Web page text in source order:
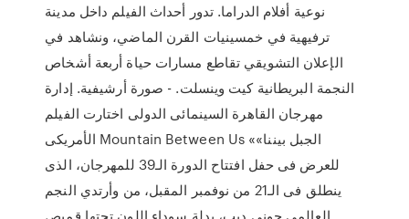
نوعية أفلام الدراما. تدور أحداث الفيلم داخل مدينة
ترفيهية في خمسينيات القرن الماضي، ونشاهد في
الإعلان التشويقي تقاطع مسارات حياة أربعة أشخاص
النجمة البريطانية كيت وينسلت. - صورة أرشيفية. إدارة
مهرجان القاهرة السينمائى الدولى اختارت الفيلم
الأمريكى Mountain Between Us «الجبل بيننا»
للعرض فى حفل افتتاح الدورة الـ39 للمهرجان، الذى
ينطلق فى الـ21 من نوفمبر المقبل، من وأرتدي النجم
العالمي جوني ديب، بدلة سوداء اللون تحتها قميص